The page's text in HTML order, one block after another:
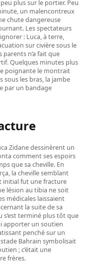
plus sur le portier. Peu
un malencontreux
chute dangereuse
Les spectateurs
: Luca, à terre,
sur civière sous le
n’a fait que
Quelques minutes plus
poignante le montrait
sous les bras, la jambe
par un bandage
Zidane dessinèrent un
comment ses espoirs
que sa cheville. En
la cheville semblant
initial fut une fracture
lésion au tibia ne soit
médicales laissaient
la suite de sa
s’est terminé plus tôt que
apporter un soutien
penché sur un
Bahrain symbolisait
; c’était une
frères.